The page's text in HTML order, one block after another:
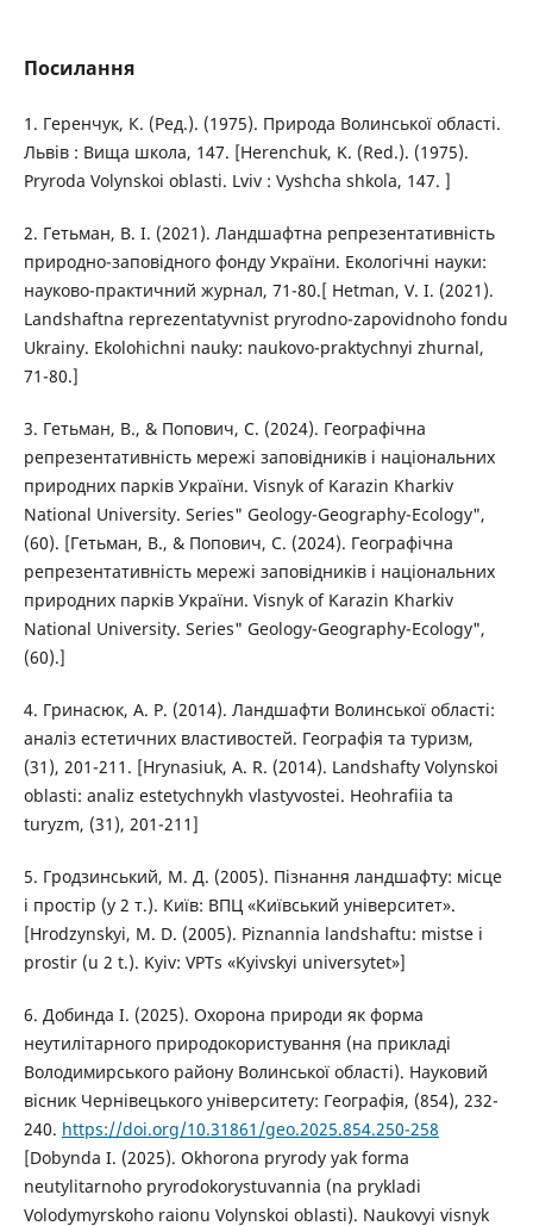
Посилання
1. Геренчук, К. (Ред.). (1975). Природа Волинської області.
Львів : Вища школа, 147. [Herenchuk, K. (Red.). (1975).
Pryroda Volynskoi oblasti. Lviv : Vyshcha shkola, 147. ]
2. Гетьман, В. І. (2021). Ландшафтна репрезентативність
природно-заповідного фонду України. Екологічні науки:
науково-практичний журнал, 71-80.[ Hetman, V. I. (2021).
Landshaftna reprezentatyvnist pryrodno-zapovidnoho fondu
Ukrainy. Ekolohichni nauky: naukovo-praktychnyi zhurnal,
71-80.]
3. Гетьман, В., & Попович, С. (2024). Географічна
репрезентативність мережі заповідників і національних
природних парків України. Visnyk of Karazin Kharkiv
National University. Series" Geology-Geography-Ecology",
(60). [Гетьман, В., & Попович, С. (2024). Географічна
репрезентативність мережі заповідників і національних
природних парків України. Visnyk of Karazin Kharkiv
National University. Series" Geology-Geography-Ecology",
(60).]
4. Гринасюк, А. Р. (2014). Ландшафти Волинської області:
аналіз естетичних властивостей. Географія та туризм,
(31), 201-211. [Hrynasiuk, A. R. (2014). Landshafty Volynskoi
oblasti: analiz estetychnykh vlastyvostei. Heohrafiia ta
turyzm, (31), 201-211]
5. Гродзинський, М. Д. (2005). Пізнання ландшафту: місце
і простір (у 2 т.). Київ: ВПЦ «Київський університет».
[Hrodzynskyi, M. D. (2005). Piznannia landshaftu: mistse i
prostir (u 2 t.). Kyiv: VPTs «Kyivskyi universytet»]
6. Добинда І. (2025). Охорона природи як форма
неутилітарного природокористування (на прикладі
Володимирського району Волинської області). Науковий
вісник Чернівецького університету: Географія, (854), 232-
240. https://doi.org/10.31861/geo.2025.854.250-258
[Dobynda I. (2025). Okhorona pryrody yak forma
neutylitarnoho pryrodokorystuvannia (na prykladi
Volodymyrskoho raionu Volynskoi oblasti). Naukovyi visnyk